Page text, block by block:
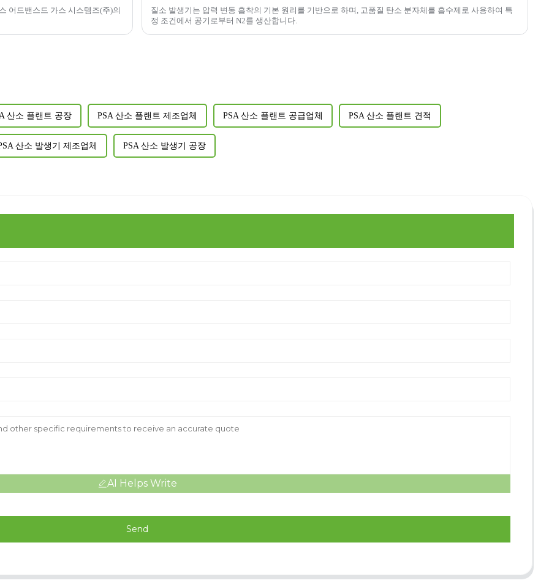
어드밴스드 가스 시스템즈(주)의
질소 발생기는 압력 변동 흡착의 기본 원리를 기반으로 하며, 고품질 탄소 분자체를 흡수제로 사용하여 특
정 조건에서 공기로부터 N2를 생산합니다.
산소 플랜트 공장 PSA 산소 플랜트 제조업체 PSA 산소 플랜트 공급업체 PSA 산소 플랜트 견적
산소 발생기 제조업체 PSA 산소 발생기 공장
AI Helps Write
Send